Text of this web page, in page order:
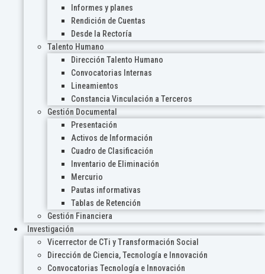
Informes y planes
Rendición de Cuentas
Desde la Rectoría
Talento Humano
Dirección Talento Humano
Convocatorias Internas
Lineamientos
Constancia Vinculación a Terceros
Gestión Documental
Presentación
Activos de Información
Cuadro de Clasificación
Inventario de Eliminación
Mercurio
Pautas informativas
Tablas de Retención
Gestión Financiera
Investigación
Vicerrector de CTi y Transformación Social
Dirección de Ciencia, Tecnología e Innovación
Convocatorias Tecnología e Innovación